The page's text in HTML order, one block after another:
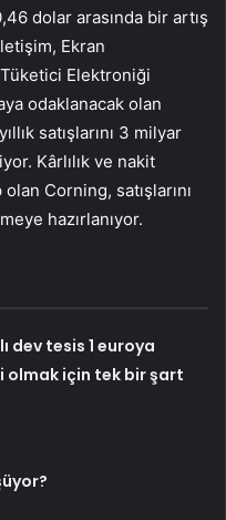
dolar arasında bir artış
Ekran
Elektroniği
odaklanacak olan
satışlarını 3 milyar
Kârlılık ve nakit
Corning, satışlarını
hazırlanıyor.
dev tesis 1 euroya
olmak için tek bir şart